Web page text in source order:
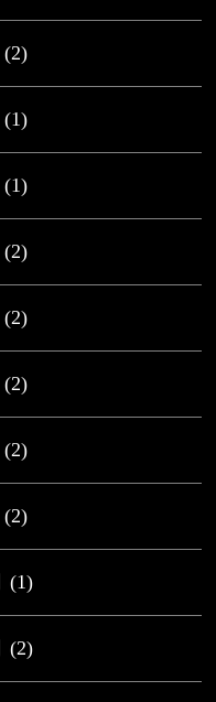
(2)
(1)
(1)
(2)
(2)
(2)
(2)
(2)
(1)
(2)